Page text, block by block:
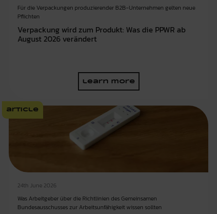
Für die Verpackungen produzierender B2B-Unternehmen gelten neue
Pflichten
Verpackung wird zum Produkt: Was die PPWR ab
August 2026 verändert
learn more
article
24th June 2026
Was Arbeitgeber über die Richtlinien des Gemeinsamen
Bundesausschusses zur Arbeitsunfähigkeit wissen sollten